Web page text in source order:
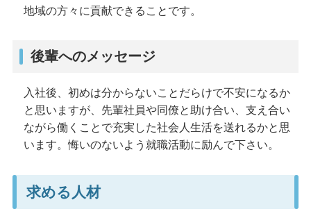
地域の方々に貢献できることです。
後輩へのメッセージ
入社後、初めは分からないことだらけで不安になるか
と思いますが、先輩社員や同僚と助け合い、支え合い
ながら働くことで充実した社会人生活を送れるかと思
います。悔いのないよう就職活動に励んで下さい。
求める人材